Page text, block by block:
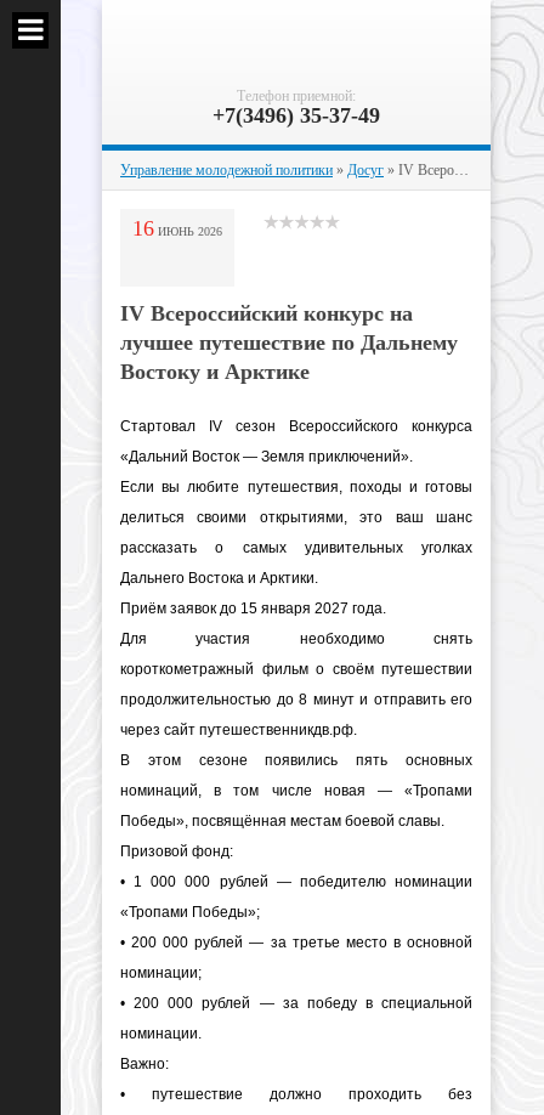
Телефон приемной:
+7(3496) 35-37-49
Управление молодежной политики » Досуг » IV Всероссийский конкурс на лучшее путешествие по Дальнему Востоку и Арктике
16 ИЮНЬ 2026
IV Всероссийский конкурс на
лучшее путешествие по Дальнему
Востоку и Арктике
Стартовал IV сезон Всероссийского конкурса
«Дальний Восток — Земля приключений».
Если вы любите путешествия, походы и готовы
делиться своими открытиями, это ваш шанс
рассказать о самых удивительных уголках
Дальнего Востока и Арктики.
Приём заявок до 15 января 2027 года.
Для участия необходимо снять
короткометражный фильм о своём путешествии
продолжительностью до 8 минут и отправить его
через сайт путешественникдв.рф.
В этом сезоне появились пять основных
номинаций, в том числе новая — «Тропами
Победы», посвящённая местам боевой славы.
Призовой фонд:
• 1 000 000 рублей — победителю номинации
«Тропами Победы»;
• 200 000 рублей — за третье место в основной
номинации;
• 200 000 рублей — за победу в специальной
номинации.
Важно:
• путешествие должно проходить без